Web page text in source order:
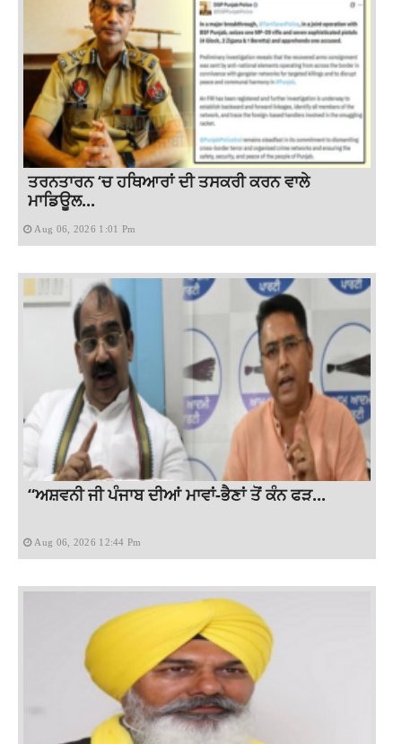
ਤਰਨਤਾਰਨ ‘ਚ ਹਥਿਆਰਾਂ ਦੀ ਤਸਕਰੀ ਕਰਨ ਵਾਲੇ
ਮਾਡਿਊਲ...
Aug 06, 2026 1:01 Pm
“ਅਸ਼ਵਨੀ ਜੀ ਪੰਜਾਬ ਦੀਆਂ ਮਾਵਾਂ-ਭੈਣਾਂ ਤੋਂ ਕੰਨ ਫੜ...
Aug 06, 2026 12:44 Pm